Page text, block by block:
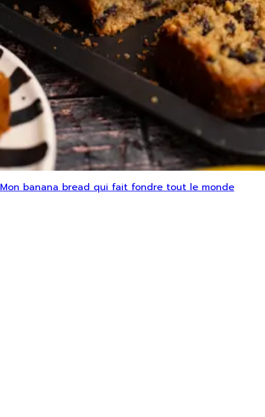
Mon banana bread qui fait fondre tout le monde